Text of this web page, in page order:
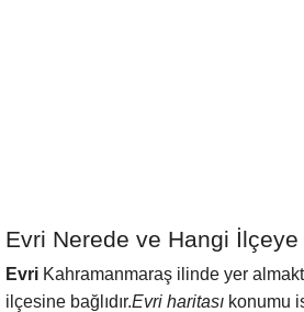
Evri Nerede ve Hangi İlçeye
Evri Kahramanmaraş ilinde yer
ilçesine bağlıdır.Evri haritası konumu